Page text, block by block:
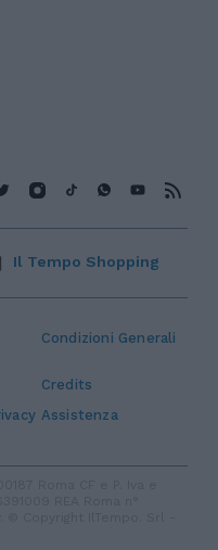
Condizioni Generali
Credits
Assistenza
Il Tempo Shopping